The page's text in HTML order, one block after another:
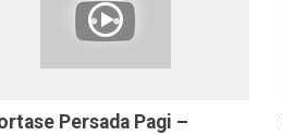
Persada Pagi –